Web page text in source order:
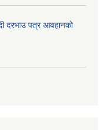
दरभाउ पत्र आवहानको